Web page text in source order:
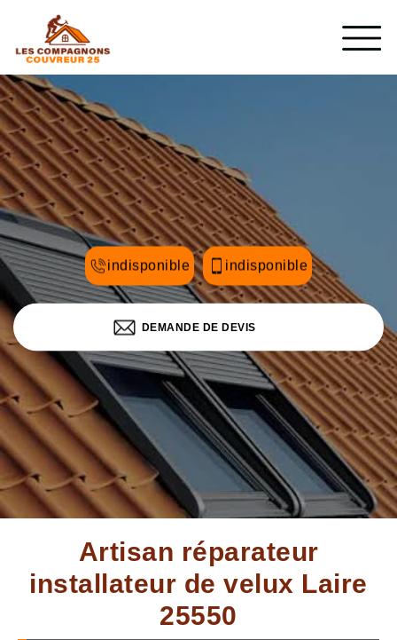
indisponible indisponible
DEMANDE DE DEVIS
Artisan réparateur
installateur de velux Laire
25550